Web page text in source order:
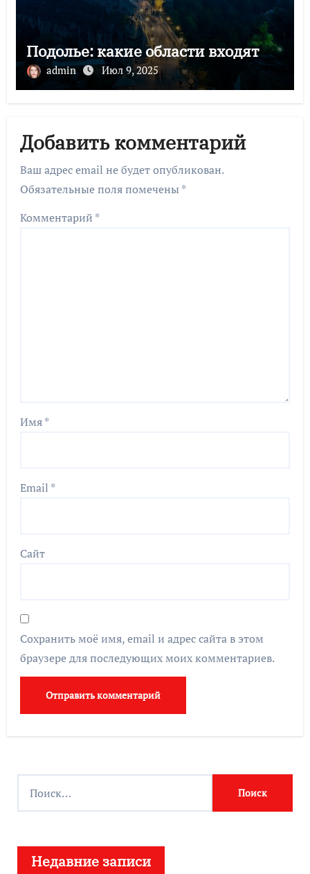
Подолье: какие области входят
admin Июл 9, 2025
Добавить комментарий
Ваш адрес email не будет опубликован.
Обязательные поля помечены *
Комментарий *
Имя*
Email *
Сайт
Сохранить моё имя, email и адрес сайта в этом
браузере для последующих моих комментариев.
Недавние записи